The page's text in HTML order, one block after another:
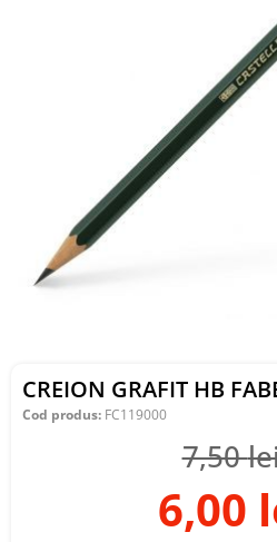
CREION GRAFIT HB
Cod produs: FC119000
7,50
6,00